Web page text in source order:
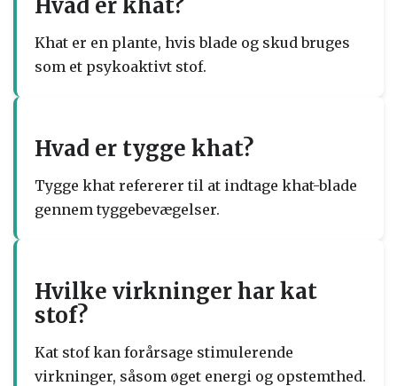
Hvad er khat?
Khat er en plante, hvis blade og skud bruges
som et psykoaktivt stof.
Hvad er tygge khat?
Tygge khat refererer til at indtage khat-blade
gennem tyggebevægelser.
Hvilke virkninger har kat
stof?
Kat stof kan forårsage stimulerende
virkninger, såsom øget energi og opstemthed.